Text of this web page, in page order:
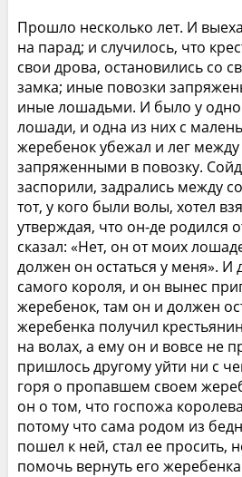
Прошло несколько лет. И
на парад; и случилось, что
свои дрова, остановились со
замка; иные повозки
иные лошадьми. И было у
лошади, и одна из них с
жеребенок убежал и лег
запряженными в повозку.
заспорили, задрались между
тот, у кого были волы, хотел
утверждая, что он-де родился
сказал: «Нет, он от моих
должен он остаться у меня». И
самого короля, и он вынес
жеребенок, там он и должен
жеребенка получил
на волах, а ему он и вовсе не
пришлось другому уйти ни с
горя о пропавшем своем
он о том, что госпожа
потому что сама родом из
пошел к ней, стал ее просить,
помочь вернуть его